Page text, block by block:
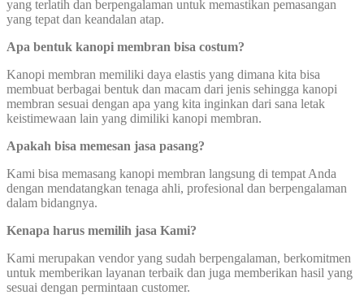
yang terlatih dan berpengalaman untuk memastikan pemasangan
yang tepat dan keandalan atap.
Apa bentuk kanopi membran bisa costum?
Kanopi membran memiliki daya elastis yang dimana kita bisa
membuat berbagai bentuk dan macam dari jenis sehingga kanopi
membran sesuai dengan apa yang kita inginkan dari sana letak
keistimewaan lain yang dimiliki kanopi membran.
Apakah bisa memesan jasa pasang?
Kami bisa memasang kanopi membran langsung di tempat Anda
dengan mendatangkan tenaga ahli, profesional dan berpengalaman
dalam bidangnya.
Kenapa harus memilih jasa Kami?
Kami merupakan vendor yang sudah berpengalaman, berkomitmen
untuk memberikan layanan terbaik dan juga memberikan hasil yang
sesuai dengan permintaan customer.